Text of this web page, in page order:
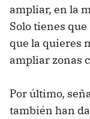
ampliar, en la
Solo tienes
que la quieres
ampliar zonas
Por último,
también han